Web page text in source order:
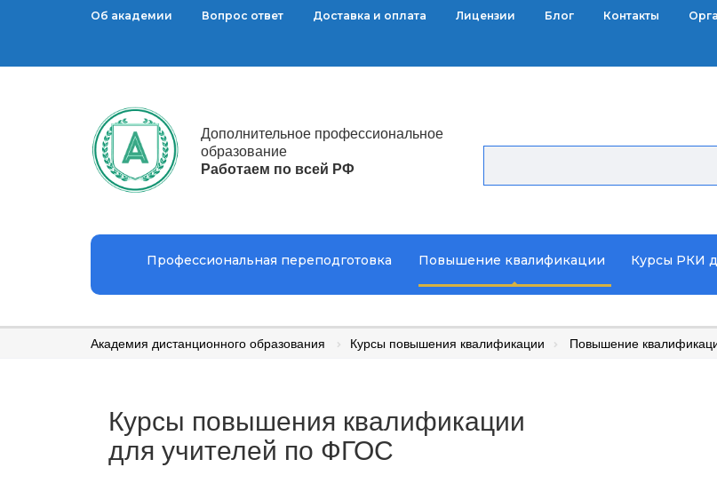
Контакты
Блог
Лицензии
Доставка и оплата
Вопрос ответ
Об академии
Дополнительное профессиональное
образование
Работаем по всей РФ
Профессиональная переподготовка Повышение квалификации Курсы РКИ
Академия дистанционного образования Курсы повышения квалификации Повышение
Курсы повышения квалификации
для учителей по ФГОС